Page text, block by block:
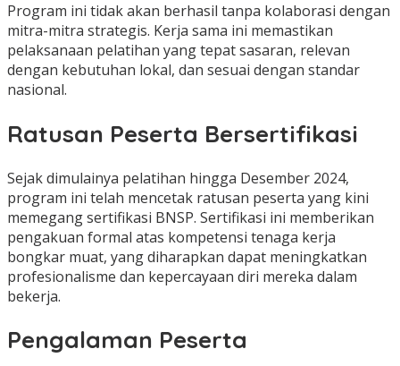
Program ini tidak akan berhasil tanpa kolaborasi dengan
mitra-mitra strategis. Kerja sama ini memastikan
pelaksanaan pelatihan yang tepat sasaran, relevan
dengan kebutuhan lokal, dan sesuai dengan standar
nasional.
Ratusan Peserta Bersertifikasi
Sejak dimulainya pelatihan hingga Desember 2024,
program ini telah mencetak ratusan peserta yang kini
memegang sertifikasi BNSP. Sertifikasi ini memberikan
pengakuan formal atas kompetensi tenaga kerja
bongkar muat, yang diharapkan dapat meningkatkan
profesionalisme dan kepercayaan diri mereka dalam
bekerja.
Pengalaman Peserta